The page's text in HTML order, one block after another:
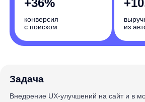
Задача
Внедрение UX-улучшений на сайт и в
Насколько вырастут бизнес-
вашего интернет-магазина?
на короткую демо-встречу и мы